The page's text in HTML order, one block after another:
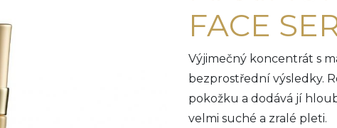
FACE
Výjimečný koncentrát s
bezprostřední výsledky.
pokožku a dodává jí
velmi suché a zralé pleti.